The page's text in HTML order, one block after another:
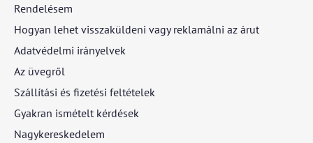
Rendelésem
Hogyan lehet visszaküldeni vagy reklamálni az árut
Adatvédelmi irányelvek
Az üvegről
Szállítási és fizetési feltételek
Gyakran ismételt kérdések
Nagykereskedelem